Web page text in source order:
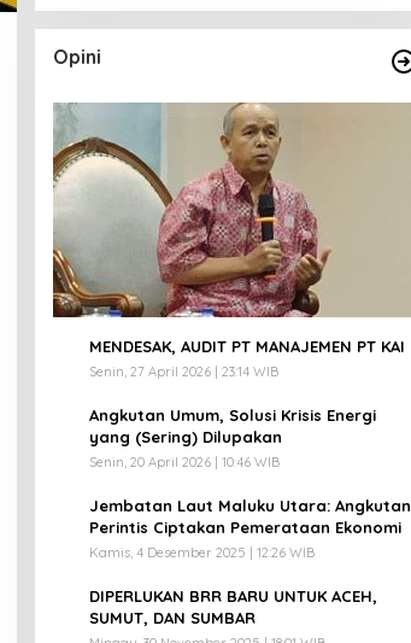
Opini
MENDESAK, AUDIT PT MANAJEMEN PT KAI
Senin, 27 April 2026 | 23:14 WIB
Angkutan Umum, Solusi Krisis Energi
yang (Sering) Dilupakan
Senin, 20 April 2026 | 10:46 WIB
Jembatan Laut Maluku Utara: Angkutan
Perintis Ciptakan Pemerataan Ekonomi
Kamis, 4 Desember 2025 | 12:26 WIB
DIPERLUKAN BRR BARU UNTUK ACEH,
SUMUT, DAN SUMBAR